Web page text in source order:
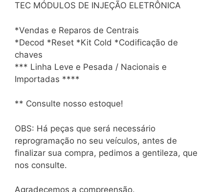
TEC MÓDULOS DE INJEÇÃO ELETRÔNICA
*Vendas e Reparos de Centrais
*Decod *Reset *Kit Cold *Codificação de
chaves
*** Linha Leve e Pesada / Nacionais e
Importadas ****
** Consulte nosso estoque!
OBS: Há peças que será necessário
reprogramação no seu veículos, antes de
finalizar sua compra, pedimos a gentileza, que
nos consulte.
Agradecemos a compreensão.